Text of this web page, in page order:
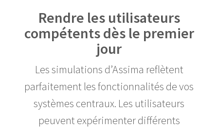
Rendre les utilisateurs
compétents dès le premier
jour
Les simulations d’Assima reflètent
parfaitement les fonctionnalités de vos
systèmes centraux. Les utilisateurs
peuvent expérimenter différents